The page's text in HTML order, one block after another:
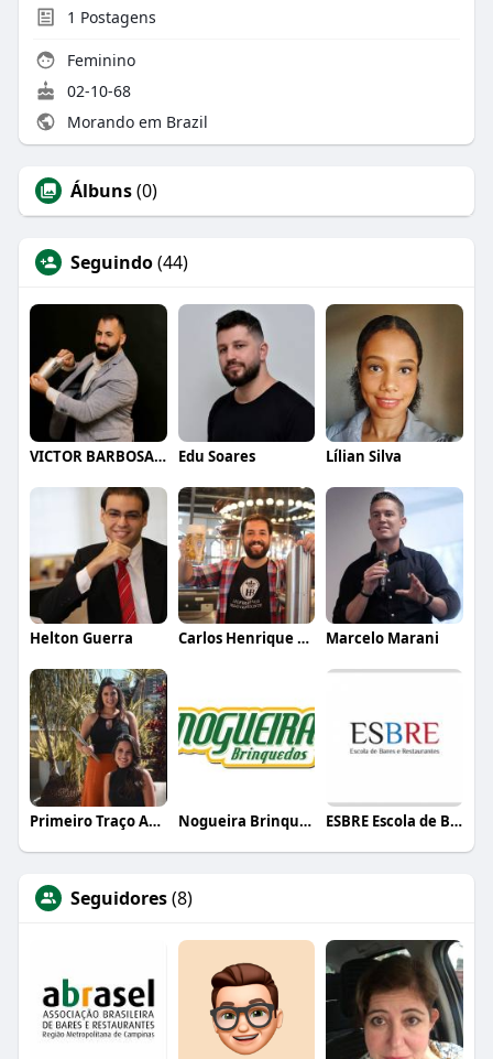
1 Postagens
Feminino
02-10-68
Morando em Brazil
Álbuns(0)
Seguindo(44)
VICTOR BARBOSA QUARANTA Edu Soares Lílian Silva
Helton Guerra Carlos Henrique de Faria Vasconcelos Marcelo Marani
Primeiro Traço Arquitetura Nogueira Brinquedos ESBRE Escola de Bares e Restaurantes
Seguidores(8)